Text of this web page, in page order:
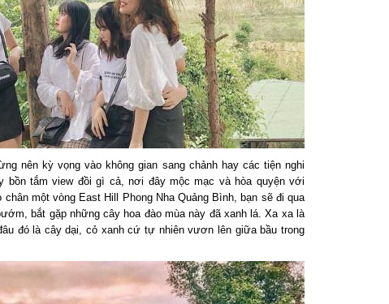
nên kỳ vọng vào không gian sang chảnh hay các tiện nghi
tắm view đồi gì cả, nơi đây mộc mạc và hòa quyện với
một vòng East Hill Phong Nha Quảng Bình, bạn sẽ đi qua
bắt gặp những cây hoa đào mùa này đã xanh lá. Xa xa là
đó là cây dại, cỏ xanh cứ tự nhiên vươn lên giữa bầu trong